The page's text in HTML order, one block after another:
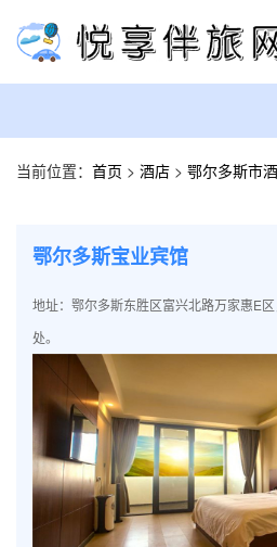
当前位置： 首页 > 酒店 > 鄂尔多斯市
鄂尔多斯宝业宾馆
地址：鄂尔多斯东胜区富兴北路万家惠E
处。